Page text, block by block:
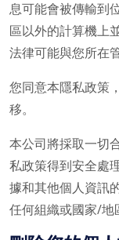
息可能會被傳輸到
區以外的計算機上
法律可能與您所在
您同意本隱私政策
移。
本公司將採取一切
私政策得到安全處
據和其他個人資訊
任何組織或國家/地